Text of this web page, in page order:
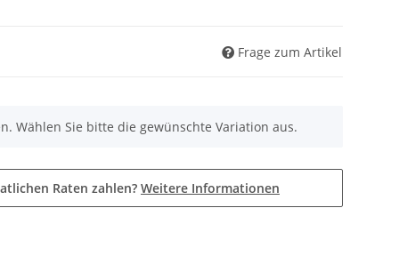
Frage zum Artikel
Wählen Sie bitte die gewünschte Variation aus.
Raten zahlen? Weitere Informationen